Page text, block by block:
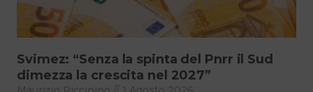
Svimez: “Senza la spinta del Pnrr il Sud
dimezza la crescita nel 2027”